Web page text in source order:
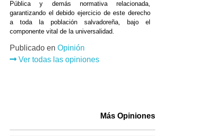
Pública y demás normativa relacionada,
garantizando el debido ejercicio de este derecho
a toda la población salvadoreña, bajo el
componente vital de la universalidad.
Publicado en Opinión
Ver todas las opiniones
Más Opiniones